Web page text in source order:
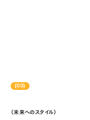
(03)
（未来へのスタイル）